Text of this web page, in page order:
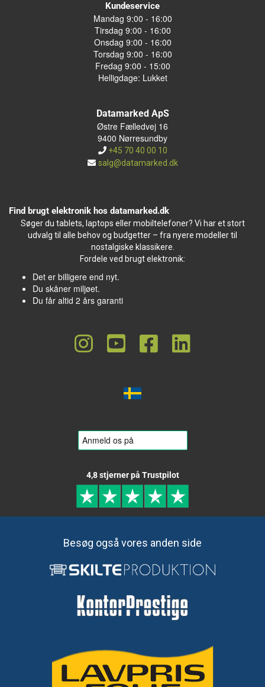
Kundeservice
Mandag 9:00 - 16:00
Tirsdag 9:00 - 16:00
Onsdag 9:00 - 16:00
Torsdag 9:00 - 16:00
Fredag 9:00 - 15:00
Helligdage: Lukket
Datamarked ApS
Østre Fælledvej 16
9400 Nørresundby
+45 70 40 00 10
salg@datamarked.dk
Find brugt elektronik hos datamarked.dk
Søger du tablets, laptops eller mobiltelefoner? Vi har et stort
udvalg til alle behov og budgetter – fra nyere modeller til
nostalgiske klassikere.
Fordele ved brugt elektronik:
Det er billigere end nyt.
Du skåner miljøet.
Du får altid 2 års garanti
4,8 stjerner på Trustpilot
Besøg også vores anden side